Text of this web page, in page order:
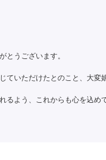
とうございます。
いただけたとのこと、大変
よう、これからも心を込め